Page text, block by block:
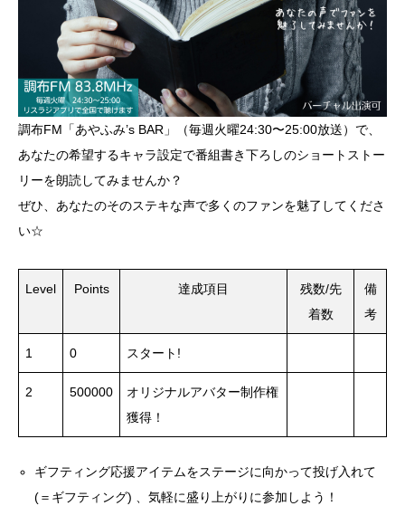
調布FM「あやふみ’s BAR」（毎週火曜24:30〜25:00放送）で、
あなたの希望するキャラ設定で番組書き下ろしのショートストー
リーを朗読してみませんか？
ぜひ、あなたのそのステキな声で多くのファンを魅了してくださ
い☆
Level Points 達成項目
残数/先
着数
備
考
1 0 スタート!
2 500000
オリジナルアバター制作権
獲得！
ギフティング応援アイテムをステージに向かって投げ入れて
(＝ギフティング) 、気軽に盛り上がりに参加しよう！